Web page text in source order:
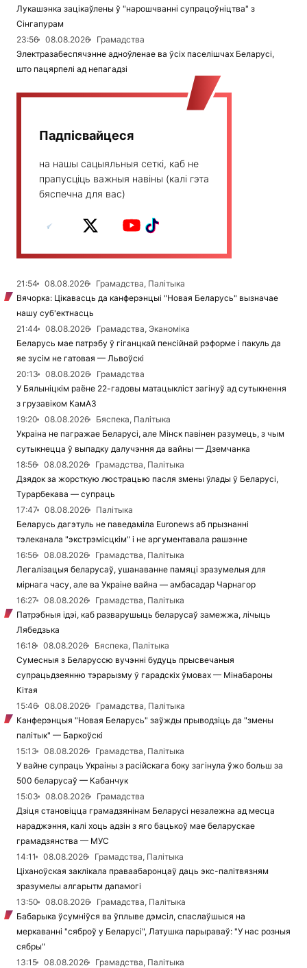
Лукашэнка зацікаўлены ў "нарошчванні супрацоўніцтва" з
Сінгапурам
23:56
08.08.2026
Грамадства
Электразабеспячэнне адноўленае ва ўсіх паселішчах Беларусі,
што пацярпелі ад непагадзі
Падпісвайцеся
на нашы сацыяльныя сеткі, каб не
прапусціць важныя навіны (калі гэта
бяспечна для вас)
21:54 08.08.2026
Грамадства, Палітыка
Вячорка: Цікавасць да канферэнцыі "Новая Беларусь" вызначае
нашу суб'ектнасць
21:44
08.08.2026
Грамадства, Эканоміка
Беларусь мае патрэбу ў гіганцкай пенсійнай рэформе і пакуль да
яе зусім не гатовая — Львоўскі
20:13
08.08.2026
Грамадства
У Бялыніцкім раёне 22-гадовы матацыкліст загінуў ад сутыкнення
з грузавіком КамАЗ
19:20
08.08.2026
Бяспека, Палітыка
Украіна не пагражае Беларусі, але Мінск павінен разумець, з чым
сутыкнецца ў выпадку далучэння да вайны — Дземчанка
18:56
08.08.2026
Грамадства, Палітыка
Дзядок за жорсткую люстрацыю пасля змены ўлады ў Беларусі,
Турарбекава — супраць
17:47
08.08.2026
Палітыка
Беларусь дагэтуль не паведаміла Euronews аб прызнанні
тэлеканала "экстрэмісцкім" і не аргументавала рашэнне
16:56
08.08.2026
Грамадства, Палітыка
Легалізацыя беларусаў, ушанаванне памяці зразумелыя для
мірнага часу, але ва Украіне вайна — амбасадар Чарнагор
16:27
08.08.2026
Грамадства, Палітыка
Патрэбныя ідэі, каб разварушыць беларусаў замежжа, лічыць
Лябедзька
16:18
08.08.2026
Бяспека, Палітыка
Сумесныя з Беларуссю вучэнні будуць прысвечаныя
супрацьдзеянню тэрарызму ў гарадскіх ўмовах — Мінабароны
Кітая
15:46
08.08.2026
Грамадства, Палітыка
Канферэнцыя "Новая Беларусь" заўжды прыводзіць да "змены
палітык" — Баркоўскі
15:13
08.08.2026
Грамадства, Палітыка
У вайне супраць Украіны з расійскага боку загінула ўжо больш за
500 беларусаў — Кабанчук
15:03
08.08.2026
Грамадства
Дзіця становіцца грамадзянінам Беларусі незалежна ад месца
нараджэння, калі хоць адзін з яго бацькоў мае беларускае
грамадзянства — МУС
14:11
08.08.2026
Грамадства, Палітыка
Ціханоўская заклікала праваабаронцаў даць экс-палітвязням
зразумелы алгарытм дапамогі
13:50
08.08.2026
Грамадства, Палітыка
Бабарыка ўсумніўся ва ўплыве дэмсіл, спаслаўшыся на
меркаванні "сяброў у Беларусі", Латушка парыраваў: "У нас розныя
сябры"
13:15
08.08.2026
Грамадства, Палітыка